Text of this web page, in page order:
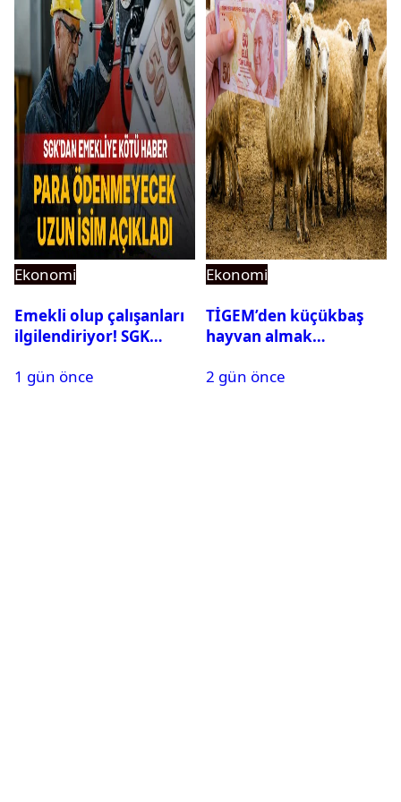
Ekonomi
Emekli olup çalışanları
ilgilendiriyor! SGK
1 gün önce
Ekonomi
TİGEM’den küçükbaş
hayvan almak
350 küçükbaş hayvan
2 gün önce